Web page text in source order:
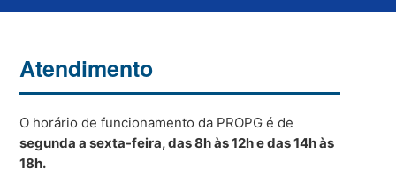
Atendimento
O horário de funcionamento da PROPG é de
segunda a sexta-feira, das 8h às 12h e das 14h às
18h.